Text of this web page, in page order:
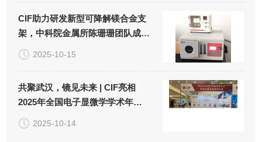
CIF助力研发新型可降解镁合金支
架，中科院金属所陈珊珊团队成果
荣登《生物材料》！
2025-10-15
共聚武汉，镜见未来 | CIF亮相
2025年全国电子显微学学术年
会！
2025-10-14